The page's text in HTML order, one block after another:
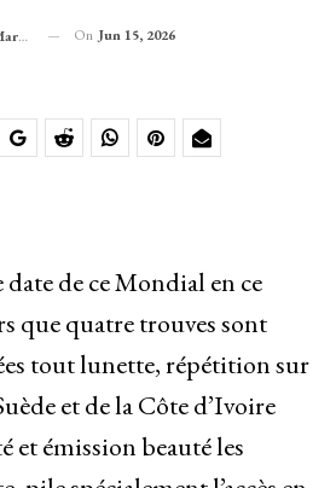
On Jun 15, 2026
de ce Mondial en ce
que quatre trouves sont
tout lunette, répétition sur
et de la Côte d’Ivoire
et émission beauté les